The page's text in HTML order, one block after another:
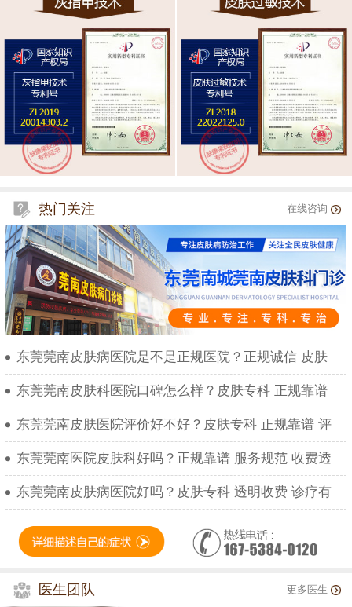
热门关注 在线咨询
东莞莞南皮肤病医院是不是正规医院？正规诚信 皮肤
东莞莞南皮肤科医院口碑怎么样？皮肤专科 正规靠谱
东莞莞南皮肤医院评价好不好？皮肤专科 正规靠谱 评
东莞莞南医院皮肤科好吗？正规靠谱 服务规范 收费透
东莞莞南皮肤病医院好吗？皮肤专科 透明收费 诊疗有
医生团队 更多医生